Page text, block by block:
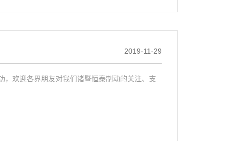
2019-11-29
欢迎各界朋友对我们诸暨恒泰制动的关注、支